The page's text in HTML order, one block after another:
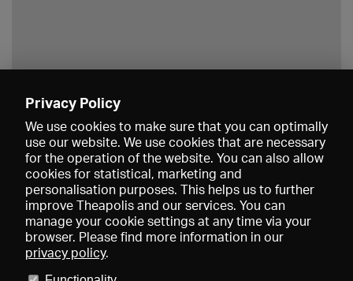
Privacy Policy
We use cookies to make sure that you can optimally
use our website. We use cookies that are necessary
for the operation of the website. You can also allow
cookies for statistical, marketing and
personalisation purposes. This helps us to further
improve Theapolis and our services. You can
manage your cookie settings at any time via your
browser. Please find more information in our
privacy policy.